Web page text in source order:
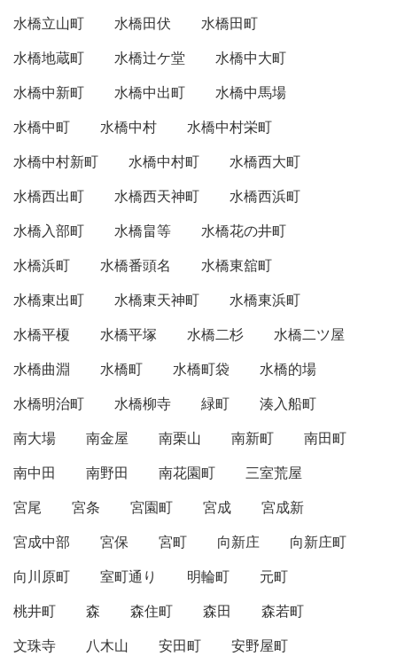
水橋立山町
水橋田伏
水橋田町
水橋地蔵町
水橋辻ケ堂
水橋中大町
水橋中新町
水橋中出町
水橋中馬場
水橋中町
水橋中村
水橋中村栄町
水橋中村新町
水橋中村町
水橋西大町
水橋西出町
水橋西天神町
水橋西浜町
水橋入部町
水橋畠等
水橋花の井町
水橋浜町
水橋番頭名
水橋東舘町
水橋東出町
水橋東天神町
水橋東浜町
水橋平榎
水橋平塚 水橋二杉
水橋二ツ屋
水橋曲淵
水橋町 水橋町袋
水橋的場
水橋明治町
水橋柳寺 緑町
湊入船町
南大場
南金屋 南栗山 南新町
南田町
南中田
南野田 南花園町
三室荒屋
宮尾
宮条 宮園町 宮成
宮成新
宮成中部
宮保 宮町 向新庄
向新庄町
向川原町
室町通り 明輪町
元町
桃井町
森 森住町 森田
森若町
文珠寺
八木山 安田町 安野屋町